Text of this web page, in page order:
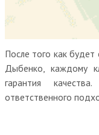
После того как
Дыбенко, каждому
гарантия
ответственного